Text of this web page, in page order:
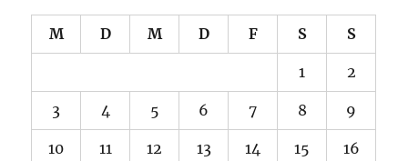
M D M D F S S
1 2
3 4 5 6 7 8 9
10 11 12 13 14 15 16